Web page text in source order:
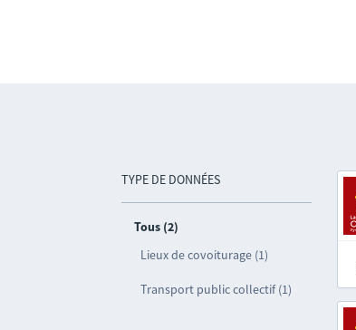
TYPE DE DONNÉES
Tous (2)
Lieux de covoiturage (1)
Transport public collectif (1)